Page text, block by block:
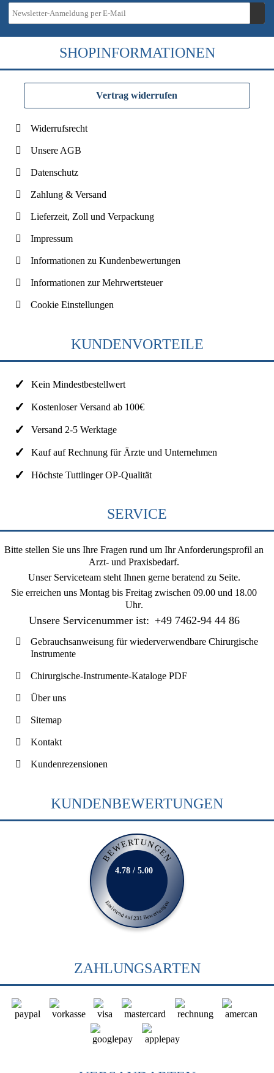
SHOPINFORMATIONEN
Vertrag widerrufen
Widerrufsrecht
Unsere AGB
Datenschutz
Zahlung & Versand
Lieferzeit, Zoll und Verpackung
Impressum
Informationen zu Kundenbewertungen
Informationen zur Mehrwertsteuer
Cookie Einstellungen
KUNDENVORTEILE
Kein Mindestbestellwert
Kostenloser Versand ab 100€
Versand 2-5 Werktage
Kauf auf Rechnung für Ärzte und Unternehmen
Höchste Tuttlinger OP-Qualität
SERVICE
Bitte stellen Sie uns Ihre Fragen rund um Ihr Anforderungsprofil an
Arzt- und Praxisbedarf.
Unser Serviceteam steht Ihnen gerne beratend zu Seite.
Sie erreichen uns Montag bis Freitag zwischen 09.00 und 18.00
Uhr.
Unsere Servicenummer ist: +49 7462-94 44 86
Gebrauchsanweisung für wiederverwendbare Chirurgische
Instrumente
Chirurgische-Instrumente-Kataloge PDF
Über uns
Sitemap
Kontakt
Kundenrezensionen
KUNDENBEWERTUNGEN
BEWERTUNGEN
Basierend auf 231 Bewertungen
4.78 / 5.00
ZAHLUNGSARTEN